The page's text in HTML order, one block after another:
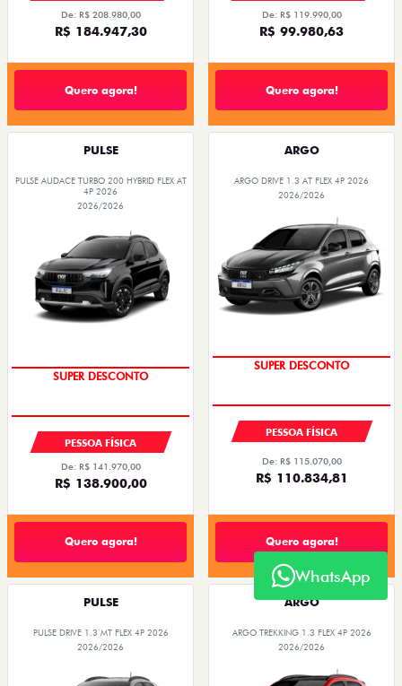
De: R$ 208.980,00
R$ 184.947,30
Quero agora!
De: R$ 119.990,00
R$ 99.980,63
Quero agora!
PULSE
PULSE AUDACE TURBO 200 HYBRID FLEX AT
4P 2026
2026/2026
SUPER DESCONTO
PESSOA FÍSICA
De: R$ 141.970,00
R$ 138.900,00
Quero agora!
ARGO
ARGO DRIVE 1.3 AT FLEX 4P 2026
2026/2026
SUPER DESCONTO
PESSOA FÍSICA
De: R$ 115.070,00
R$ 110.834,81
Quero agora!
PULSE
PULSE DRIVE 1.3 MT FLEX 4P 2026
2026/2026
ARGO
ARGO TREKKING 1.3 FLEX 4P 2026
2026/2026
WhatsApp